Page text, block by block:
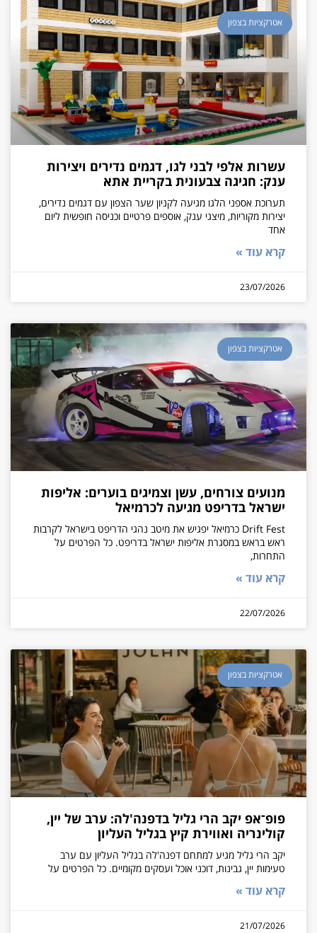
אטרקציות בצפון
עשרות אלפי לבני לגו, דגמים נדירים ויצירות
ענק: חגיגה צבעונית בקריית אתא
תערוכת אספני הלגו מגיעה לקניון שער הצפון עם דגמים נדירים,
יצירות מקוריות, מיצגי ענק, אוספים פרטיים וכניסה חופשית ליום
אחד
קרא עוד »
23/07/2026
אטרקציות בצפון
מנועים צורחים, עשן וצמיגים בוערים: אליפות
ישראל בדריפט מגיעה לכרמיאל
Drift Fest כרמיאל יפגיש את מיטב נהגי הדריפט בישראל לקרבות
ראש בראש במסגרת אליפות ישראל בדריפט. כל הפרטים על
התחרות,
קרא עוד »
22/07/2026
אטרקציות בצפון
פופ־אפ יקב הרי גליל בדפנה'לה: ערב של יין,
קולינריה ואווירת קיץ בגליל העליון
יקב הרי גליל מגיע למתחם דפנה'לה בגליל העליון עם ערב
טעימות יין, גבינות, דוכני אוכל ועסקים מקומיים. כל הפרטים על
קרא עוד »
21/07/2026